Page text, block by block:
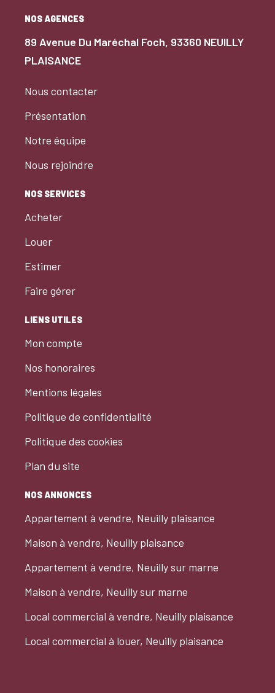
NOS AGENCES
89 Avenue Du Maréchal Foch, 93360 NEUILLY
PLAISANCE
Nous contacter
Présentation
Notre équipe
Nous rejoindre
NOS SERVICES
Acheter
Louer
Estimer
Faire gérer
LIENS UTILES
Mon compte
Nos honoraires
Mentions légales
Politique de confidentialité
Politique des cookies
Plan du site
NOS ANNONCES
Appartement à vendre, Neuilly plaisance
Maison à vendre, Neuilly plaisance
Appartement à vendre, Neuilly sur marne
Maison à vendre, Neuilly sur marne
Local commercial à vendre, Neuilly plaisance
Local commercial à louer, Neuilly plaisance